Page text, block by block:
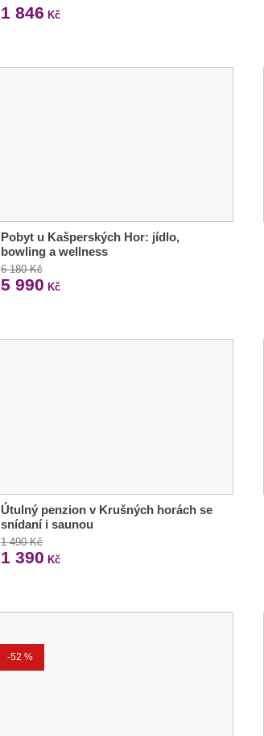
1 846 Kč
Pobyt u Kašperských Hor: jídlo,
bowling a wellness
6 180 Kč
5 990 Kč
Útulný penzion v Krušných horách se
snídaní i saunou
1 490 Kč
1 390 Kč
-52 %